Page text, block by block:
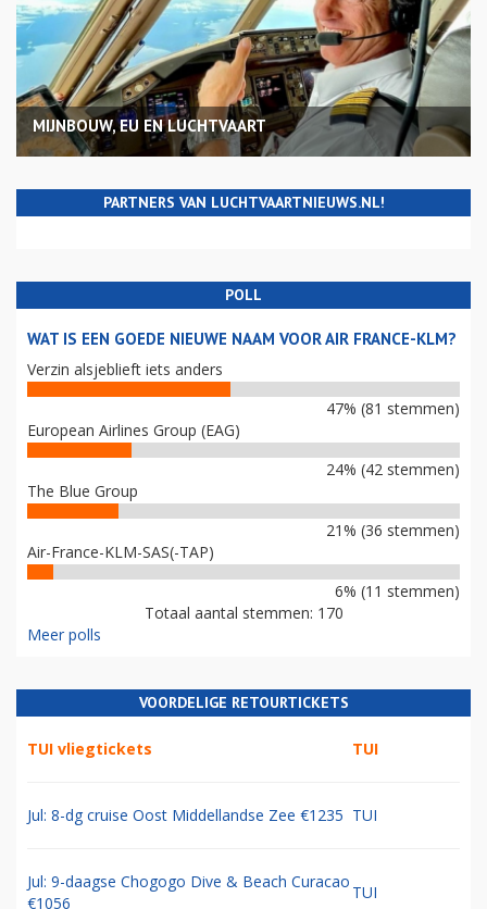
MIJNBOUW, EU EN LUCHTVAART
PARTNERS VAN LUCHTVAARTNIEUWS.NL!
POLL
WAT IS EEN GOEDE NIEUWE NAAM VOOR AIR FRANCE-KLM?
Verzin alsjeblieft iets anders
47% (81 stemmen)
European Airlines Group (EAG)
24% (42 stemmen)
The Blue Group
21% (36 stemmen)
Air-France-KLM-SAS(-TAP)
6% (11 stemmen)
Totaal aantal stemmen: 170
Meer polls
VOORDELIGE RETOURTICKETS
TUI vliegtickets TUI
Jul: 8-dg cruise Oost Middellandse Zee €1235 TUI
Jul: 9-daagse Chogogo Dive & Beach Curacao
€1056
TUI